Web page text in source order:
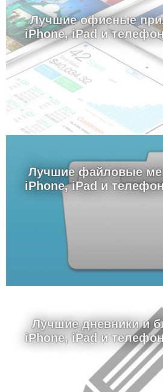
Лучшие офисные
iPhone, iPad и
Лучшие файловые
iPhone, iPad и
Лучшие дневники и
iPhone, iPad и